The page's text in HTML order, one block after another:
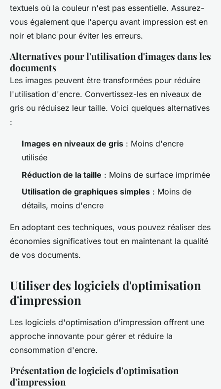
textuels où la couleur n'est pas essentielle. Assurez-
vous également que l'aperçu avant impression est en
noir et blanc pour éviter les erreurs.
Alternatives pour l'utilisation d'images dans les
documents
Les images peuvent être transformées pour réduire
l'utilisation d'encre. Convertissez-les en niveaux de
gris ou réduisez leur taille. Voici quelques alternatives
:
Images en niveaux de gris : Moins d'encre
utilisée
Réduction de la taille : Moins de surface imprimée
Utilisation de graphiques simples : Moins de
détails, moins d'encre
En adoptant ces techniques, vous pouvez réaliser des
économies significatives tout en maintenant la qualité
de vos documents.
Utiliser des logiciels d'optimisation
d'impression
Les logiciels d'optimisation d'impression offrent une
approche innovante pour gérer et réduire la
consommation d'encre.
Présentation de logiciels d'optimisation
d'impression